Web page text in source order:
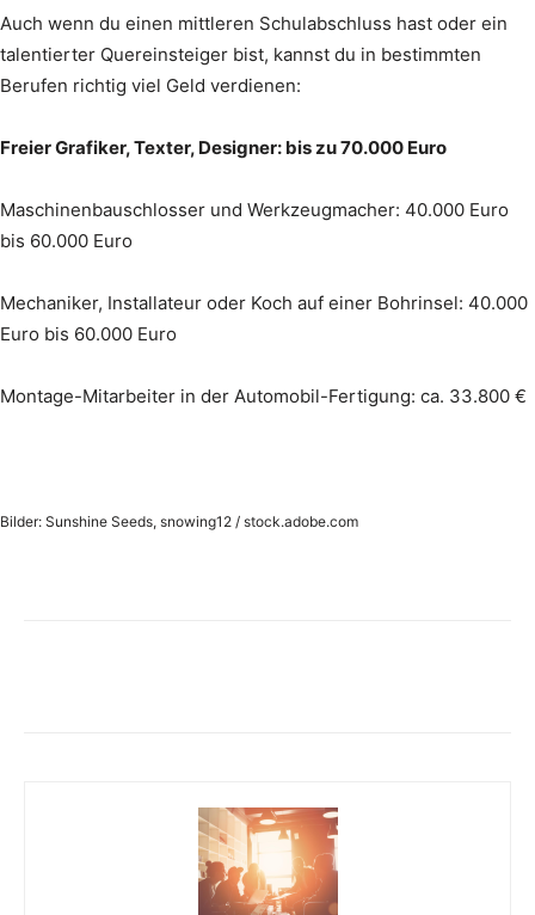
Auch wenn du einen mittleren Schulabschluss hast oder ein
talentierter Quereinsteiger bist, kannst du in bestimmten
Berufen richtig viel Geld verdienen:
Freier Grafiker, Texter, Designer: bis zu 70.000 Euro
Maschinenbauschlosser und Werkzeugmacher: 40.000 Euro
bis 60.000 Euro
Mechaniker, Installateur oder Koch auf einer Bohrinsel: 40.000
Euro bis 60.000 Euro
Montage-Mitarbeiter in der Automobil-Fertigung: ca. 33.800 €
Bilder: Sunshine Seeds, snowing12 / stock.adobe.com